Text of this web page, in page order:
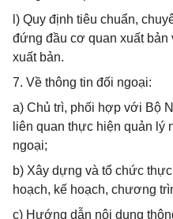
l) Quy định tiêu chuẩn,
đứng đầu cơ quan xuất bản
xuất bản.
7. Về thông tin đối ngoại:
a) Chủ trì, phối hợp với Bộ
liên quan thực hiện quản lý
ngoại;
b) Xây dựng và tổ chức
hoạch, kế hoạch, chương
c) Hướng dẫn nội dung